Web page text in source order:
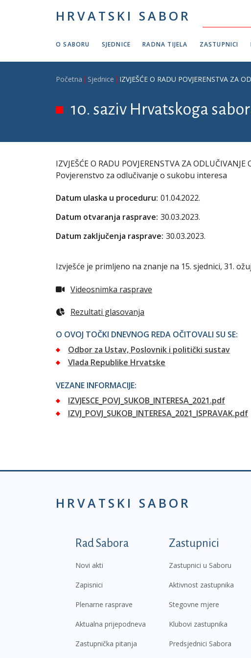
HRVATSKI SABOR
O SABORU SJEDNICE RADNA TIJELA ZASTUPNICI
Breadcrumb
Početna Sjednice IZVJEŠĆE O RADU POVJERENSTVA ZA
10. saziv Hrvatskoga
IZVJEŠĆE O RADU POVJERENSTVA ZA
Povjerenstvo za odlučivanje o sukobu interesa
Datum ulaska u proceduru: 01.04.2022.
Datum otvaranja rasprave: 30.03.2023.
Datum zaključenja rasprave: 30.03.2023.
Izvješće je primljeno na znanje na 15. sjednici, 31.
Videosnimka rasprave
Rezultati glasovanja
O OVOJ TOČKI DNEVNOG REDA OČITOVALI SU SE:
Odbor za Ustav, Poslovnik i politički sustav
Vlada Republike Hrvatske
VEZANE INFORMACIJE:
IZVJESCE_POVJ_SUKOB_INTERESA_2021.pdf
IZVJ_POVJ_SUKOB_INTERESA_2021_ISPRAVAK.pdf
HRVATSKI SABOR
Podnožje prvi izbornik
Rad Sabora
Novi akti
Zapisnici
Plenarne rasprave
Aktualna prijepodneva
Zastupnička pitanja
Zastupnici
Zastupnici u Saboru
Aktivnost zastupnika
Stegovne mjere
Klubovi zastupnika
Predsjednici Sabora